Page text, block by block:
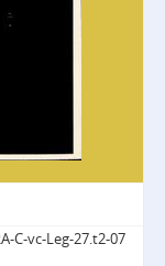
C-vc-Leg-27.t2-07